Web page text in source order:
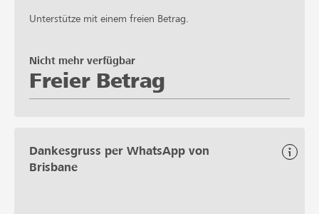
Unterstütze mit einem freien Betrag.
Freier Betrag
Nicht mehr verfügbar
Dankesgruss per WhatsApp von
Brisbane